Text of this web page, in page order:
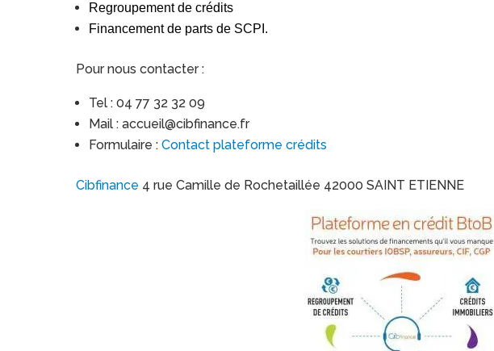
Regroupement de crédits
Financement de parts de SCPI.
Pour nous contacter :
Tel : 04 77 32 32 09
Mail : accueil@cibfinance.fr
Formulaire :Contact plateforme crédits
Cibfinance 4 rue Camille de Rochetaillée 42000 SAINT ETIENNE